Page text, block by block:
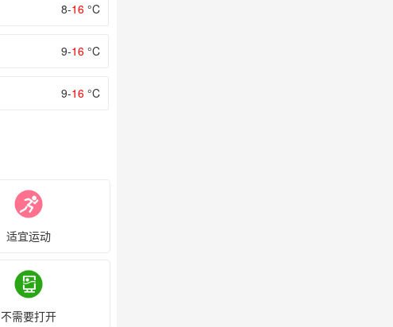
8-16 °C
9-16 °C
9-16 °C
适宜运动
不需要打开